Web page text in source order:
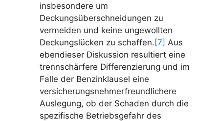
insbesondere um
Deckungsüberschneidungen zu
vermeiden und keine ungewollten
Deckungslücken zu schaffen. [7] Aus
ebendieser Diskussion resultiert eine
trennschärfere Differenzierung und im
Falle der Benzinklausel eine
versicherungsnehmerfreundlichere
Auslegung, ob der Schaden durch die
spezifische Betriebsgefahr des